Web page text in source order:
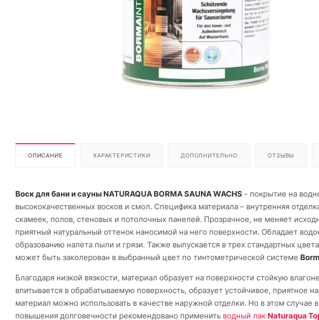
ОПИСАНИЕ ХАРАКТЕРИСТИКИ ДОПОЛНИТЕЛЬНО ОТЗЫВЫ
Воск для бани и сауны NATURAQUA BORMA SAUNA WACHS - покрытие на
высококачественных восков и смол. Специфика материала – внутренняя
скамеек, полов, стеновых и потолочных панелей. Прозрачное, не меняет
приятный натуральный оттенок наносимой на него поверхности. Обладает
образованию налета пыли и грязи. Также выпускается в трех стандартных
может быть заколерован в выбранный цвет по тинтометрической системе
Благодаря низкой вязкости, материал образует на поверхности стойкую
впитывается в обрабатываемую поверхность, образует устойчивое, приятное
материал можно использовать в качестве наружной отделки. Но в этом случае
повышения долговечности рекомендовано применить водный лак Naturaqua